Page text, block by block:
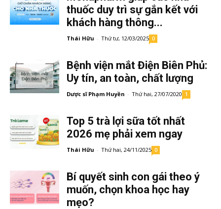
thuốc duy trì sự gắn kết với
khách hàng thông...
Thái Hữu - Thứ tư, 12/03/2025 0
Bệnh viện mắt Điện Biên Phủ:
Uy tín, an toàn, chất lượng
Dược sĩ Phạm Huyền - Thứ hai, 27/07/2020 1
Top 5 trà lợi sữa tốt nhất
2026 mẹ phải xem ngay
Thái Hữu - Thứ hai, 24/11/2025 0
Bí quyết sinh con gái theo ý
muốn, chọn khoa học hay
mẹo?